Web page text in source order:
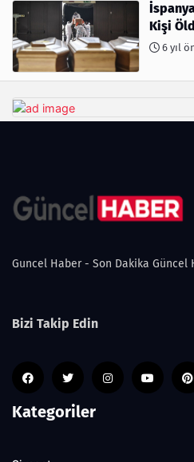
Kişi
6 yıl
Guncel Haber - Son Dakika Güncel
Bizi Takip Edin
Kategoriler